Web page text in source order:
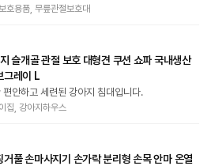
호용품, 무릎관절보호대
슬개골 관절 보호 대형견 쿠션 쇼파 국내생산
그레이 L
편안하고 세련된 강아지 침대입니다.
집, 강아지하우스
거풀 손마사지기 손가락 분리형 손목 안마 온열